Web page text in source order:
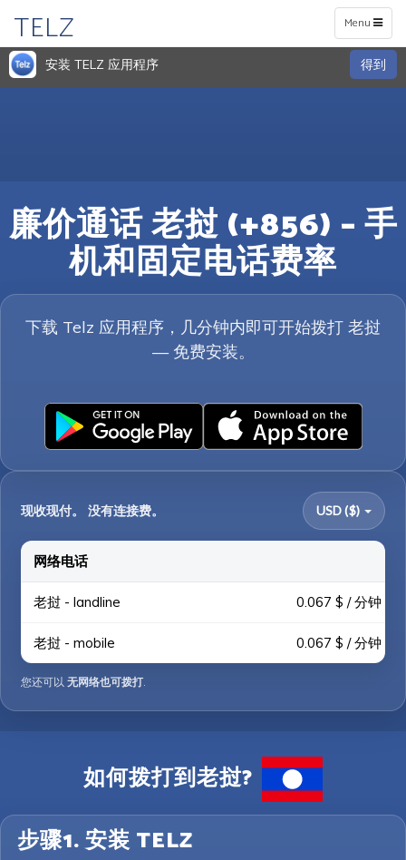
Toggle
navigation
Menu
TELZ
安装 TELZ 应用程序 得到
廉价通话 老挝 (+856) – 手
机和固定电话费率
下载 Telz 应用程序，几分钟内即可开始拨打 老挝
— 免费安装。
现收现付。 没有连接费。 USD ($)
网络电话
老挝 - landline 0.067 $ / 分钟
老挝 - mobile 0.067 $ / 分钟
您还可以 无网络也可拨打.
如何拨打到老挝?
步骤1. 安装 TELZ